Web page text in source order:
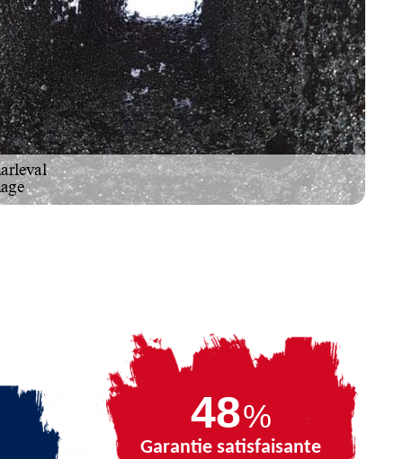
68%
Garantie satisfaisante